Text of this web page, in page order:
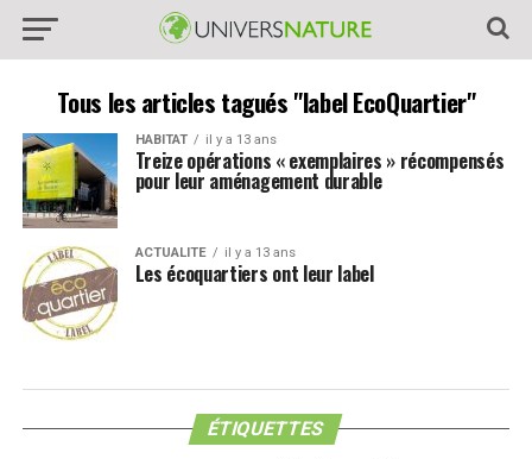
Tous les articles tagués "label EcoQuartier"
HABITAT il y a 13 ans
Treize opérations « exemplaires » récompensés
pour leur aménagement durable
ACTUALITE il y a 13 ans
Les écoquartiers ont leur label
ÉTIQUETTES